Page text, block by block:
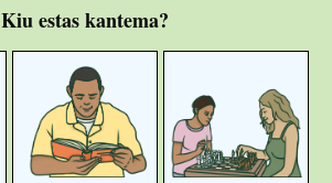
Kiu estas kantema?